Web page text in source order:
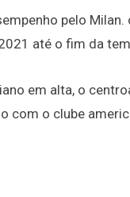
pelo
até o fim da
em alta, o
com o clube